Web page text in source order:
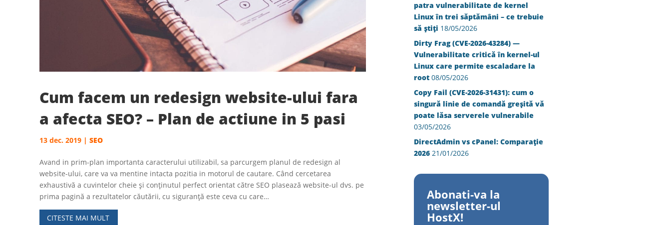
Cum facem un redesign website-ului fara
a afecta SEO? – Plan de actiune in 5 pasi
13 dec. 2019| SEO
Avand in prim-plan importanta caracterului utilizabil, sa parcurgem planul de redesign al
website-ului, care va va mentine intacta pozitia in motorul de cautare. Când cercetarea
exhaustivă a cuvintelor cheie și conținutul perfect orientat către SEO plasează website-ul dvs. pe
prima pagină a rezultatelor căutării, cu siguranță este ceva cu care…
CITESTE MAI MULT
patra vulnerabilitate de kernel
Linux în trei săptămâni – ce trebuie
să știți 18/05/2026
Dirty Frag (CVE-2026-43284) —
Vulnerabilitate critică în kernel-ul
Linux care permite escaladare la
root 08/05/2026
Copy Fail (CVE-2026-31431): cum o
singură linie de comandă greșită vă
poate lăsa serverele vulnerabile
03/05/2026
DirectAdmin vs cPanel: Comparație
2026 21/01/2026
Abonati-va la
newsletter-ul
HostX!